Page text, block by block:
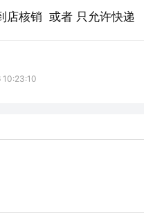
核销  或者 只允许快递